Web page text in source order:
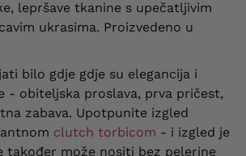
lepršave tkanine s upečatljivim
ukrasima. Proizvedeno u
bilo gdje gdje su elegancija i
- obiteljska proslava, prva pričest,
zabava. Upotpunite izgled
clutch torbicom - i izgled je
također može nositi bez pelerine